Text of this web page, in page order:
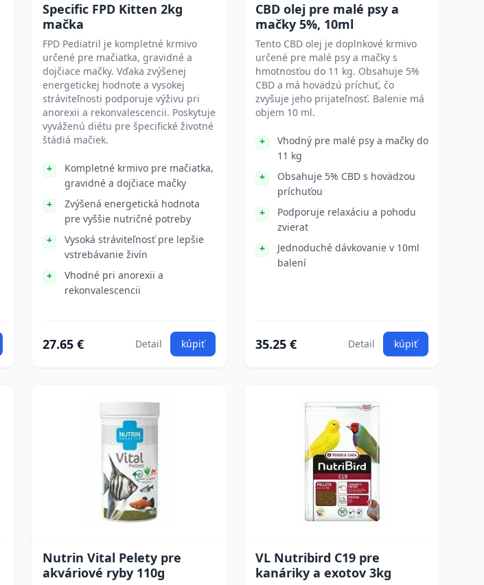
Specific FPD Kitten 2kg
mačka
FPD Pediatril je kompletné krmivo
určené pre mačiatka, gravidné a
dojčiace mačky. Vďaka zvýšenej
energetickej hodnote a vysokej
stráviteľnosti podporuje výživu pri
anorexii a rekonvalescencii. Poskytuje
vyváženú diétu pre špecifické životné
štádiá mačiek.
Kompletné krmivo pre mačiatka,
gravidné a dojčiace mačky
Zvýšená energetická hodnota
pre vyššie nutričné potreby
Vysoká stráviteľnosť pre lepšie
vstrebávanie živín
Vhodné pri anorexii a
rekonvalescencii
27.65 € Detail kúpiť
CBD olej pre malé psy a
mačky 5%, 10ml
Tento CBD olej je doplnkové krmivo
určené pre malé psy a mačky s
hmotnosťou do 11 kg. Obsahuje 5%
CBD a má hovädzú príchuť, čo
zvyšuje jeho prijateľnosť. Balenie má
objem 10 ml.
Vhodný pre malé psy a mačky do
11 kg
Obsahuje 5% CBD s hovädzou
príchuťou
Podporuje relaxáciu a pohodu
zvierat
Jednoduché dávkovanie v 10ml
balení
35.25 € Detail kúpiť
Nutrin Vital Pelety pre
akváriové ryby 110g
VL Nutribird C19 pre
kanáriky a exotov 3kg